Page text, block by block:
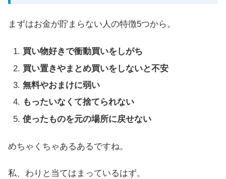
まずはお金が貯まらない人の特徴5つから。
買い物好きで衝動買いをしがち
買い置きやまとめ買いをしないと不安
無料やおまけに弱い
もったいなくて捨てられない
使ったものを元の場所に戻せない
めちゃくちゃあるあるですね。
私、わりと当てはまっているはず。